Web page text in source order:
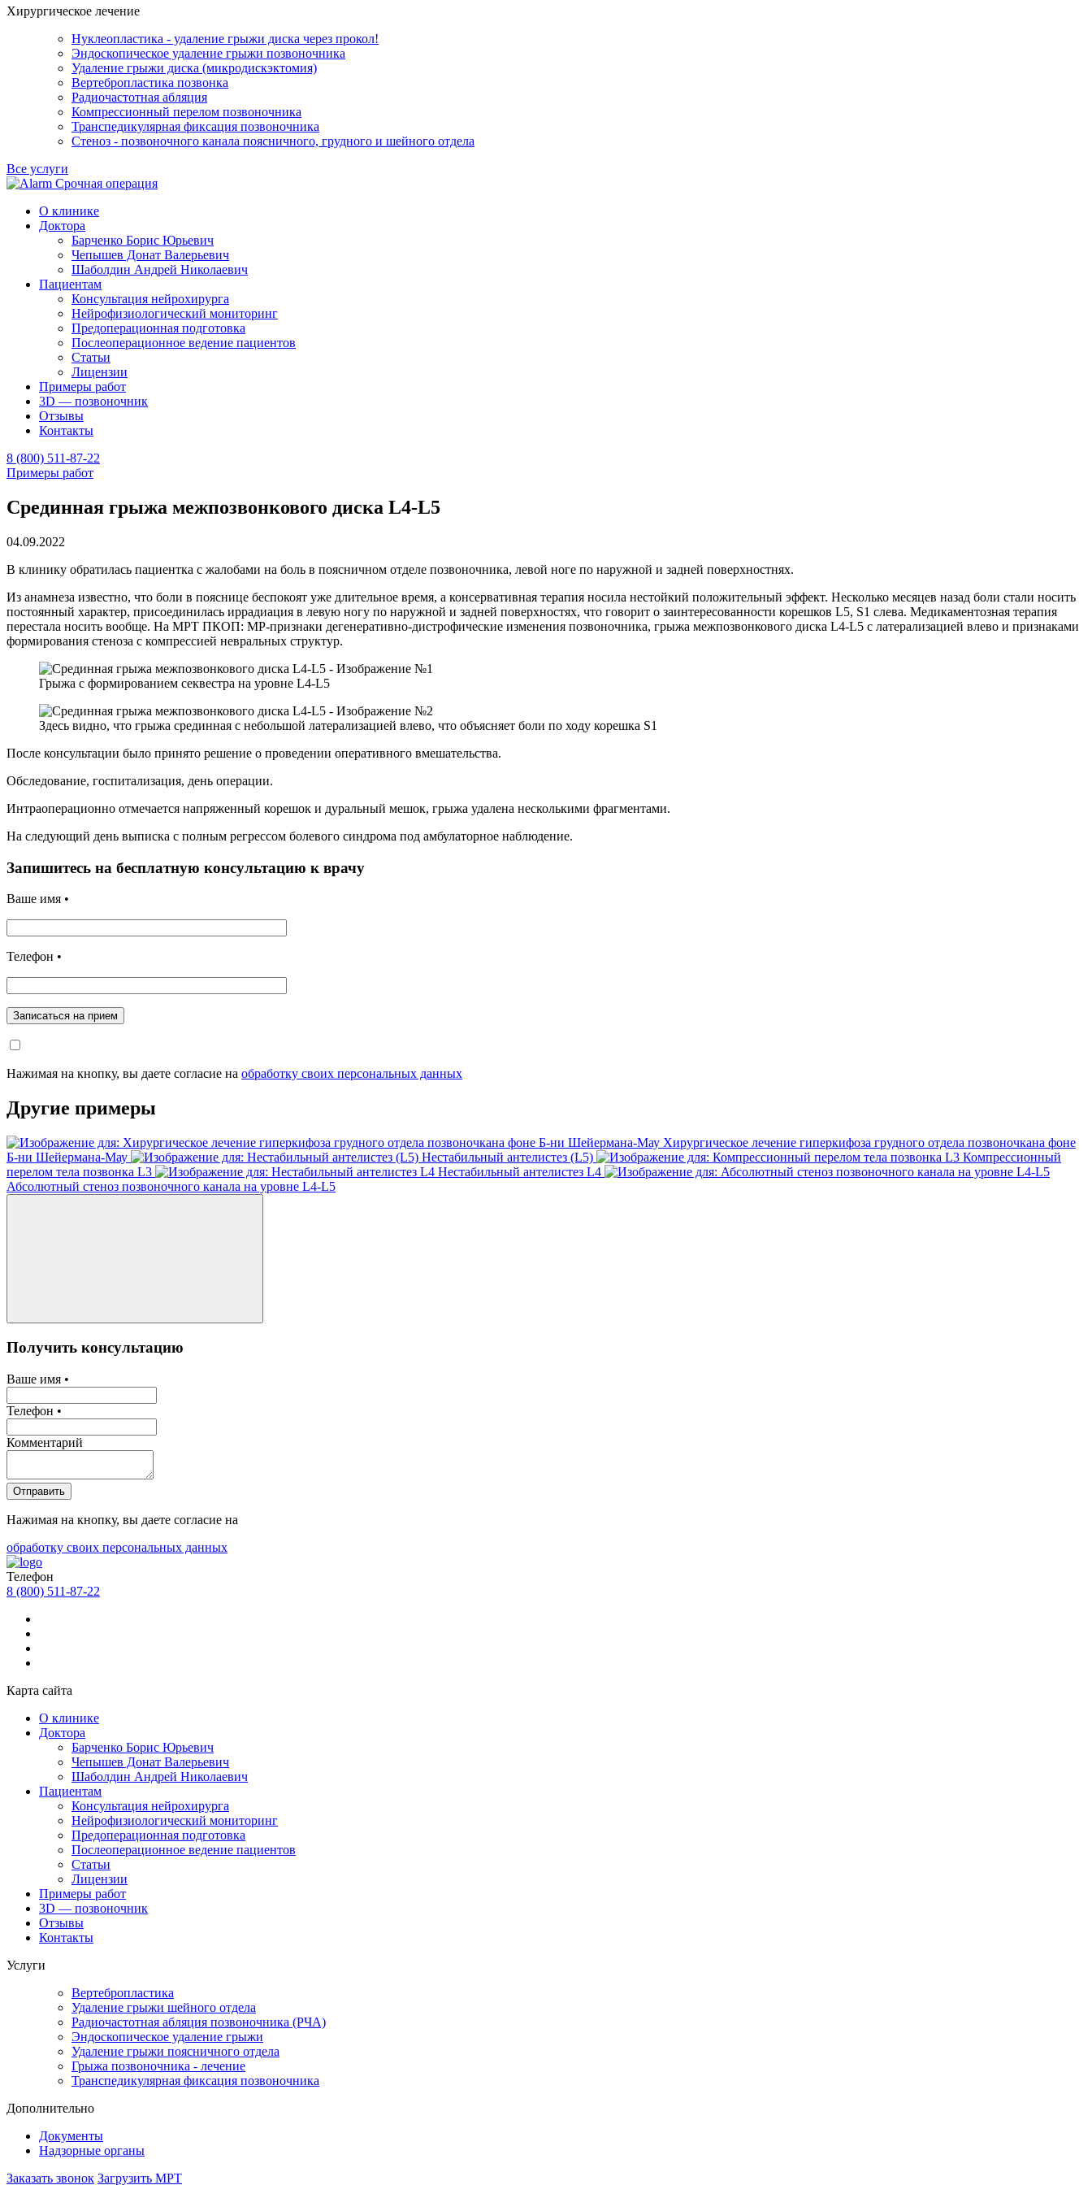
Хирургическое лечение
Нуклеопластика - удаление грыжи диска через прокол!
Эндоскопическое удаление грыжи позвоночника
Удаление грыжи диска (микродискэктомия)
Вертебропластика позвонка
Радиочастотная абляция
Компрессионный перелом позвоночника
Транспедикулярная фиксация позвоночника
Стеноз - позвоночного канала поясничного, грудного и шейного отдела
Все услуги
Срочная операция
О клинике
Доктора
Барченко Борис Юрьевич
Чепышев Донат Валерьевич
Шаболдин Андрей Николаевич
Пациентам
Консультация нейрохирурга
Нейрофизиологический мониторинг
Предоперационная подготовка
Послеоперационное ведение пациентов
Статьи
Лицензии
Примеры работ
3D — позвоночник
Отзывы
Контакты
8 (800) 511-87-22
Примеры работ
Срединная грыжа межпозвонкового диска L4-L5
04.09.2022
В клинику обратилась пациентка с жалобами на боль в поясничном отделе позвоночника, левой ноге по наружной и задней поверхностнях.
Из анамнеза известно, что боли в пояснице беспокоят уже длительное время, а консервативная терапия носила нестойкий положительный эффект. Несколько месяцев назад боли стали носить
постоянный характер, присоединилась иррадиация в левую ногу по наружной и задней поверхностях, что говорит о заинтересованности корешков L5, S1 слева. Медикаментозная терапия
перестала носить вообще. На МРТ ПКОП: МР-признаки дегенеративно-дистрофические изменения позвоночника, грыжа межпозвонкового диска L4-L5 с латерализацией влево и признаками
формирования стеноза с компрессией невральных структур.
Грыжа с формированием секвестра на уровне L4-L5
Здесь видно, что грыжа срединная с небольшой латерализацией влево, что объясняет боли по ходу корешка S1
После консультации было принято решение о проведении оперативного вмешательства.
Обследование, госпитализация, день операции.
Интраоперационно отмечается напряженный корешок и дуральный мешок, грыжа удалена несколькими фрагментами.
На следующий день выписка с полным регрессом болевого синдрома под амбулаторное наблюдение.
Запишитесь на бесплатную консультацию к врачу
Ваше имя •
Телефон •
Записаться на прием
Нажимая на кнопку, вы даете согласие на обработку своих персональных данных
Другие примеры
Хирургическое лечение гиперкифоза грудного отдела позвоночкана фоне
Б-ни Шейермана-Мау
Нестабильный антелистез (L5)
Компрессионный
перелом тела позвонка L3
Нестабильный антелистез L4
Абсолютный стеноз позвоночного канала на уровне L4-L5
Получить консультацию
Ваше имя •
Телефон •
Комментарий
Отправить
Нажимая на кнопку, вы даете согласие на
обработку своих персональных данных
Телефон
8 (800) 511-87-22
Карта сайта
О клинике
Доктора
Барченко Борис Юрьевич
Чепышев Донат Валерьевич
Шаболдин Андрей Николаевич
Пациентам
Консультация нейрохирурга
Нейрофизиологический мониторинг
Предоперационная подготовка
Послеоперационное ведение пациентов
Статьи
Лицензии
Примеры работ
3D — позвоночник
Отзывы
Контакты
Услуги
Вертебропластика
Удаление грыжи шейного отдела
Радиочастотная абляция позвоночника (РЧА)
Эндоскопическое удаление грыжи
Удаление грыжи поясничного отдела
Грыжа позвоночника - лечение
Транспедикулярная фиксация позвоночника
Дополнительно
Документы
Надзорные органы
Заказать звонок Загрузить МРТ